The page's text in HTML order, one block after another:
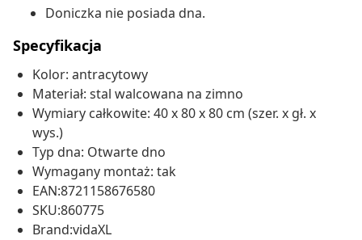
Doniczka nie posiada dna.
Specyfikacja
Kolor: antracytowy
Materiał: stal walcowana na zimno
Wymiary całkowite: 40 x 80 x 80 cm (szer. x gł. x
wys.)
Typ dna: Otwarte dno
Wymagany montaż: tak
EAN:8721158676580
SKU:860775
Brand:vidaXL